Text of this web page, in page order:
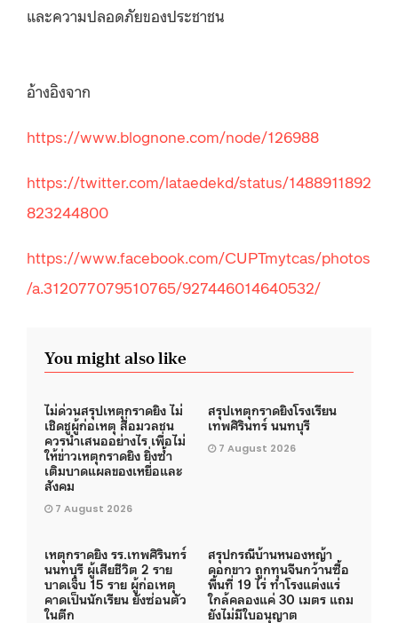
และความปลอดภัยของประชาชน
อ้างอิงจาก
https://www.blognone.com/node/126988
https://twitter.com/lataedekd/status/1488911892
823244800
https://www.facebook.com/CUPTmytcas/photos
/a.312077079510765/927446014640532/
You might also like
ไม่ด่วนสรุปเหตุกราดยิง ไม่
เชิดชูผู้ก่อเหตุ สื่อมวลชน
ควรนำเสนออย่างไร เพื่อไม่
ให้ข่าวเหตุกราดยิง ยิ่งซ้ำ
เติมบาดแผลของเหยื่อและ
สังคม
7 August 2026
สรุปเหตุกราดยิงโรงเรียน
เทพศิรินทร์ นนทบุรี
7 August 2026
เหตุกราดยิง รร.เทพศิรินทร์
นนทบุรี ผู้เสียชีวิต 2 ราย
บาดเจ็บ 15 ราย ผู้ก่อเหตุ
คาดเป็นนักเรียน ยังซ่อนตัว
ในตึก
สรุปกรณีบ้านหนองหญ้า
ดอกขาว ถูกทุนจีนกว้านซื้อ
พื้นที่ 19 ไร่ ทำโรงแต่งแร่
ใกล้คลองแค่ 30 เมตร แถม
ยังไม่มีใบอนุญาต